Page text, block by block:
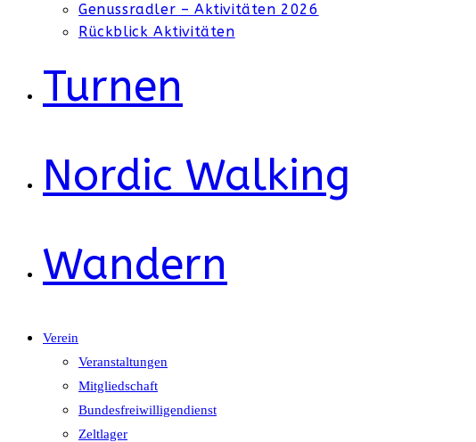
Genussradler – Aktivitäten 2026
Rückblick Aktivitäten
Turnen
Nordic Walking
Wandern
Verein
Veranstaltungen
Mitgliedschaft
Bundesfreiwilligendienst
Zeltlager